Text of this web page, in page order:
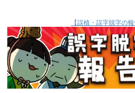
【誤植・誤字脱字の報